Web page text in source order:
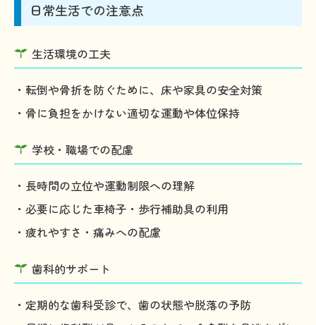
日常生活での注意点
生活環境の工夫
・転倒や骨折を防ぐために、床や家具の安全対策
・骨に負担をかけない適切な運動や体位保持
学校・職場での配慮
・長時間の立位や運動制限への理解
・必要に応じた車椅子・歩行補助具の利用
・疲れやすさ・痛みへの配慮
歯科的サポート
・定期的な歯科受診で、歯の状態や脱落の予防